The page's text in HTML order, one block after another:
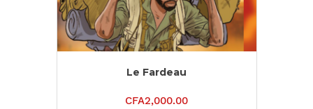
Le Fardeau
CFA2,000.00